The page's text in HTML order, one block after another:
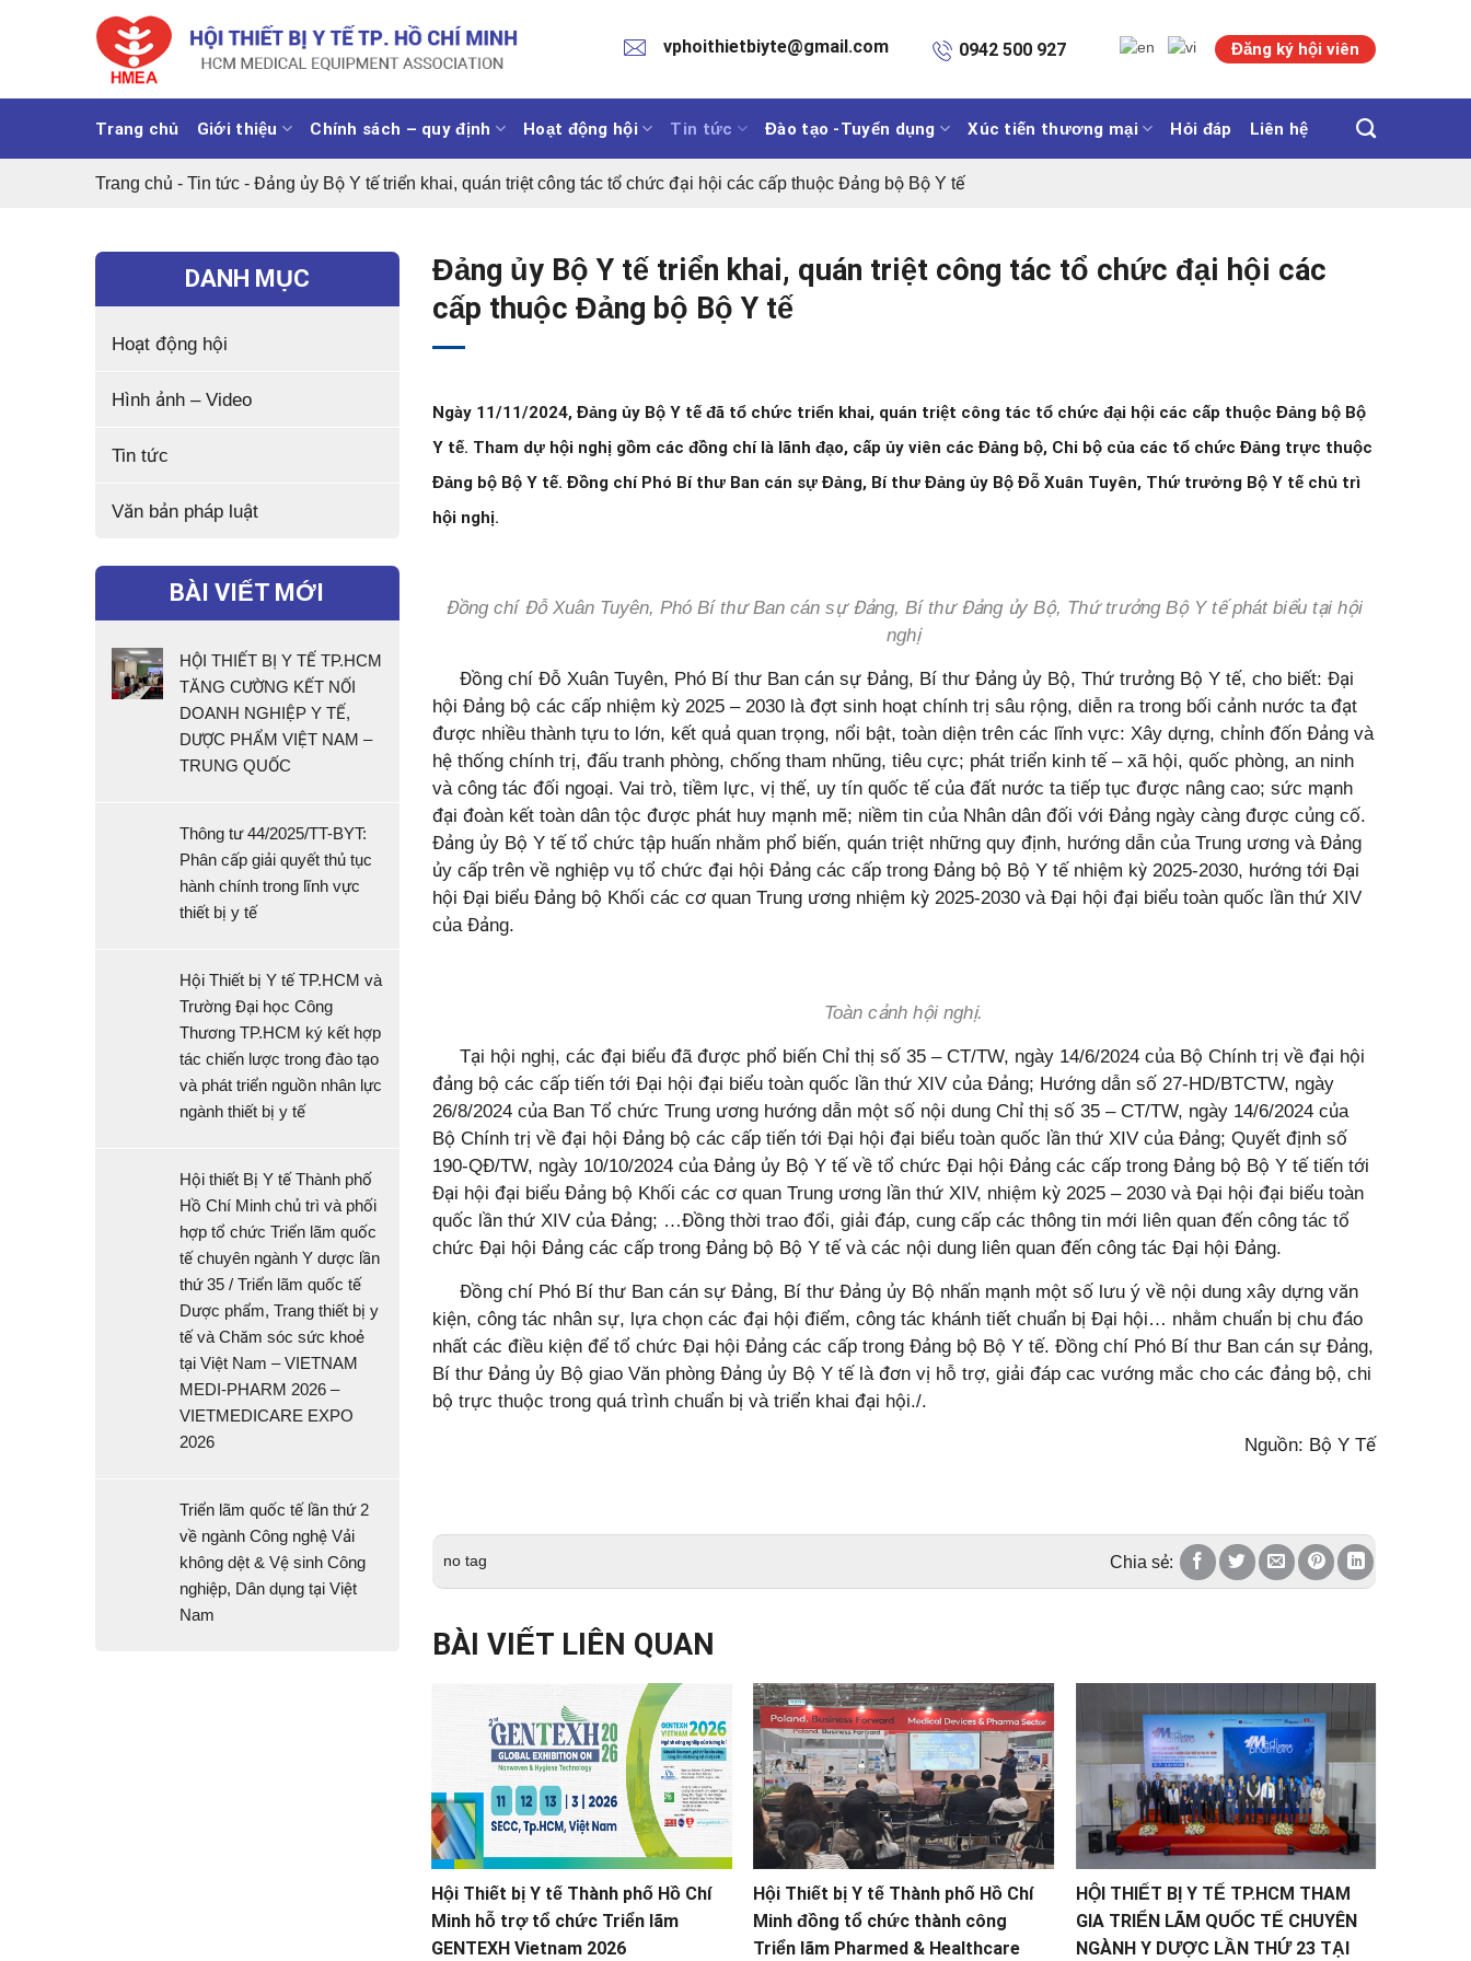
dung
vphoithietbiyte@gmail.com 0942 500 927 Đăng ký hội viên
Trang chủ Giới thiệu Chính sách – quy định Hoạt động hội Tin tức Đào tạo -Tuyển dụng Xúc tiến thương mại Hỏi đáp Liên hệ
Trang chủ - Tin tức - Đảng ủy Bộ Y tế triển khai, quán triệt công tác tổ chức đại hội các cấp thuộc Đảng bộ Bộ Y tế
DANH MỤC
Hoạt động hội
Hình ảnh – Video
Tin tức
Văn bản pháp luật
BÀI VIẾT MỚI
HỘI THIẾT BỊ Y TẾ TP.HCM
TĂNG CƯỜNG KẾT NỐI
DOANH NGHIỆP Y TẾ,
DƯỢC PHẨM VIỆT NAM –
TRUNG QUỐC
Thông tư 44/2025/TT-BYT:
Phân cấp giải quyết thủ tục
hành chính trong lĩnh vực
thiết bị y tế
Hội Thiết bị Y tế TP.HCM và
Trường Đại học Công
Thương TP.HCM ký kết hợp
tác chiến lược trong đào tạo
và phát triển nguồn nhân lực
ngành thiết bị y tế
Hội thiết Bị Y tế Thành phố
Hồ Chí Minh chủ trì và phối
hợp tổ chức Triển lãm quốc
tế chuyên ngành Y dược lần
thứ 35 / Triển lãm quốc tế
Dược phẩm, Trang thiết bị y
tế và Chăm sóc sức khoẻ
tại Việt Nam – VIETNAM
MEDI-PHARM 2026 –
VIETMEDICARE EXPO
2026
Triển lãm quốc tế lần thứ 2
về ngành Công nghệ Vải
không dệt & Vệ sinh Công
nghiệp, Dân dụng tại Việt
Nam
Đảng ủy Bộ Y tế triển khai, quán triệt công tác tổ chức đại hội các
cấp thuộc Đảng bộ Bộ Y tế
Ngày 11/11/2024, Đảng ủy Bộ Y tế đã tổ chức triển khai, quán triệt công tác tổ chức đại hội các cấp thuộc Đảng bộ Bộ
Y tế. Tham dự hội nghị gồm các đồng chí là lãnh đạo, cấp ủy viên các Đảng bộ, Chi bộ của các tổ chức Đảng trực thuộc
Đảng bộ Bộ Y tế. Đồng chí Phó Bí thư Ban cán sự Đảng, Bí thư Đảng ủy Bộ Đỗ Xuân Tuyên, Thứ trưởng Bộ Y tế chủ trì
hội nghị.
Đồng chí Đỗ Xuân Tuyên, Phó Bí thư Ban cán sự Đảng, Bí thư Đảng ủy Bộ, Thứ trưởng Bộ Y tế phát biểu tại hội
nghị
Đồng chí Đỗ Xuân Tuyên, Phó Bí thư Ban cán sự Đảng, Bí thư Đảng ủy Bộ, Thứ trưởng Bộ Y tế, cho biết: Đại
hội Đảng bộ các cấp nhiệm kỳ 2025 – 2030 là đợt sinh hoạt chính trị sâu rộng, diễn ra trong bối cảnh nước ta đạt
được nhiều thành tựu to lớn, kết quả quan trọng, nổi bật, toàn diện trên các lĩnh vực: Xây dựng, chỉnh đốn Đảng và
hệ thống chính trị, đấu tranh phòng, chống tham nhũng, tiêu cực; phát triển kinh tế – xã hội, quốc phòng, an ninh
và công tác đối ngoại. Vai trò, tiềm lực, vị thế, uy tín quốc tế của đất nước ta tiếp tục được nâng cao; sức mạnh
đại đoàn kết toàn dân tộc được phát huy mạnh mẽ; niềm tin của Nhân dân đối với Đảng ngày càng được củng cố.
Đảng ủy Bộ Y tế tổ chức tập huấn nhằm phổ biến, quán triệt những quy định, hướng dẫn của Trung ương và Đảng
ủy cấp trên về nghiệp vụ tổ chức đại hội Đảng các cấp trong Đảng bộ Bộ Y tế nhiệm kỳ 2025-2030, hướng tới Đại
hội Đại biểu Đảng bộ Khối các cơ quan Trung ương nhiệm kỳ 2025-2030 và Đại hội đại biểu toàn quốc lần thứ XIV
của Đảng.
Toàn cảnh hội nghị.
Tại hội nghị, các đại biểu đã được phổ biến Chỉ thị số 35 – CT/TW, ngày 14/6/2024 của Bộ Chính trị về đại hội
đảng bộ các cấp tiến tới Đại hội đại biểu toàn quốc lần thứ XIV của Đảng; Hướng dẫn số 27-HD/BTCTW, ngày
26/8/2024 của Ban Tổ chức Trung ương hướng dẫn một số nội dung Chỉ thị số 35 – CT/TW, ngày 14/6/2024 của
Bộ Chính trị về đại hội Đảng bộ các cấp tiến tới Đại hội đại biểu toàn quốc lần thứ XIV của Đảng; Quyết định số
190-QĐ/TW, ngày 10/10/2024 của Đảng ủy Bộ Y tế về tổ chức Đại hội Đảng các cấp trong Đảng bộ Bộ Y tế tiến tới
Đại hội đại biểu Đảng bộ Khối các cơ quan Trung ương lần thứ XIV, nhiệm kỳ 2025 – 2030 và Đại hội đại biểu toàn
quốc lần thứ XIV của Đảng; …Đồng thời trao đổi, giải đáp, cung cấp các thông tin mới liên quan đến công tác tổ
chức Đại hội Đảng các cấp trong Đảng bộ Bộ Y tế và các nội dung liên quan đến công tác Đại hội Đảng.
Đồng chí Phó Bí thư Ban cán sự Đảng, Bí thư Đảng ủy Bộ nhấn mạnh một số lưu ý về nội dung xây dựng văn
kiện, công tác nhân sự, lựa chọn các đại hội điểm, công tác khánh tiết chuẩn bị Đại hội… nhằm chuẩn bị chu đáo
nhất các điều kiện để tổ chức Đại hội Đảng các cấp trong Đảng bộ Bộ Y tế. Đồng chí Phó Bí thư Ban cán sự Đảng,
Bí thư Đảng ủy Bộ giao Văn phòng Đảng ủy Bộ Y tế là đơn vị hỗ trợ, giải đáp cac vướng mắc cho các đảng bộ, chi
bộ trực thuộc trong quá trình chuẩn bị và triển khai đại hội./.
Nguồn: Bộ Y Tế
no tag Chia sẻ:
BÀI VIẾT LIÊN QUAN
Hội Thiết bị Y tế Thành phố Hồ Chí
Minh hỗ trợ tổ chức Triển lãm
GENTEXH Vietnam 2026
Hội Thiết bị Y tế Thành phố Hồ Chí
Minh đồng tổ chức thành công
Triển lãm Pharmed & Healthcare
HỘI THIẾT BỊ Y TẾ TP.HCM THAM
GIA TRIỂN LÃM QUỐC TẾ CHUYÊN
NGÀNH Y DƯỢC LẦN THỨ 23 TẠI